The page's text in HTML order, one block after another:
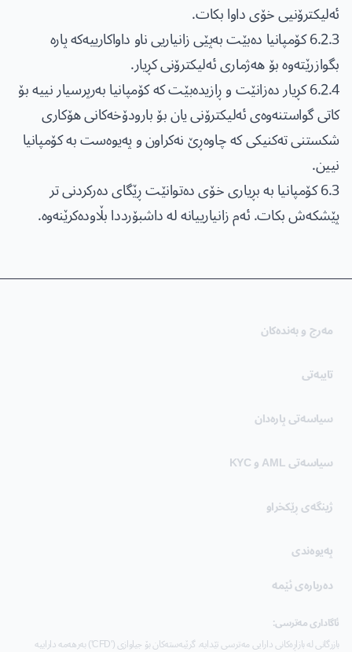
ئەلیکترۆنیی خۆی داوا بکات.
6.2.3 کۆمپانیا دەبێت بەپێی زانیاریی ناو داواکارییەکە پارە
بگوازرێتەوە بۆ هەژماری ئەلیکترۆنی کڕیار.
6.2.4 کڕیار دەزانێت و ڕازیدەبێت کە کۆمپانیا بەرپرسیار نییە بۆ
کاتی گواستنەوەی ئەلیکترۆنی یان بۆ بارودۆخەکانی هۆکاری
شکستنی تەکنیکی کە چاوەڕێ نەکراون و پەیوەست بە کۆمپانیا
نیین.
6.3 کۆمپانیا بە بڕیاری خۆی دەتوانێت ڕێگای دەرکردنی تر
پێشکەش بکات. ئەم زانیارییانە لە داشبۆرددا بڵاودەکرێنەوە.
دەربارەی ئێمە
پەیوەندی
مەرج و بەندەکان
(opens in new tab)
تایبەتی
(opens in new tab)
سیاسەتی پارەدان
سیاسەتی AML و KYC
ژینگەی ڕێکخراو
ئاگاداری مەترسی:
بازرگانی لە بازاڕەکانی دارایی مەترسی تێدایە. گرێبەستەکان بۆ جیاوازی ('CFD') بەرهەمە داراییە